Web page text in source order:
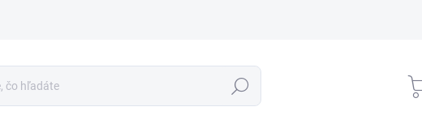
Hľadať